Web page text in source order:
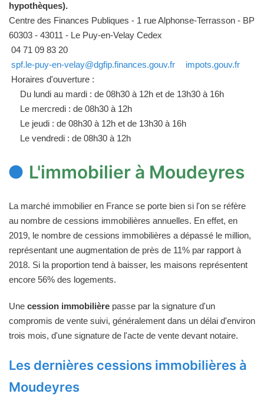
hypothèques).
Centre des Finances Publiques - 1 rue Alphonse-Terrasson - BP
60303 - 43011 - Le Puy-en-Velay Cedex
04 71 09 83 20
spf.le-puy-en-velay@dgfip.finances.gouv.fr
impots.gouv.fr
Horaires d'ouverture :
Du lundi au mardi : de 08h30 à 12h et de 13h30 à 16h
Le mercredi : de 08h30 à 12h
Le jeudi : de 08h30 à 12h et de 13h30 à 16h
Le vendredi : de 08h30 à 12h
L'immobilier à Moudeyres
La marché immobilier en France se porte bien si l'on se réfère
au nombre de cessions immobilières annuelles. En effet, en
2019, le nombre de cessions immobilières a dépassé le million,
représentant une augmentation de près de 11% par rapport à
2018. Si la proportion tend à baisser, les maisons représentent
encore 56% des logements.
Une cession immobilière passe par la signature d'un
compromis de vente suivi, généralement dans un délai d'environ
trois mois, d'une signature de l'acte de vente devant notaire.
Les dernières cessions immobilières à
Moudeyres